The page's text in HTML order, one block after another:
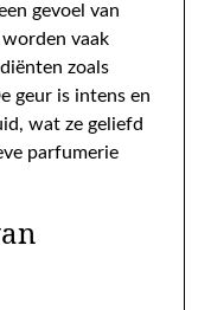
gevoel van
vaak
zoals
geur is intens en
wat ze geliefd
parfumerie